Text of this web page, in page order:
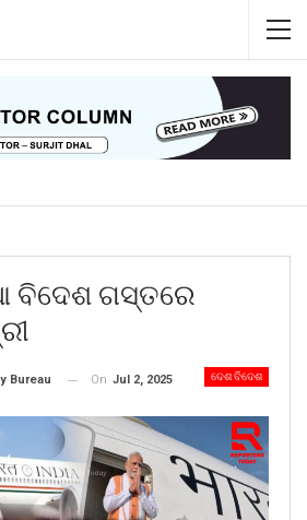
ବିଦେଶ ଗସ୍ତରେ
ଦେଶ ବିଦେଶ
Bureau On Jul 2, 2025